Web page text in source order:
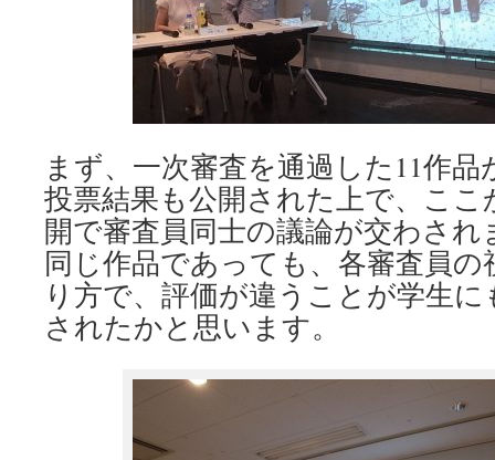
まず、一次審査を通過した11作
投票結果も公開された上で、ここ
開で審査員同士の議論が交わされ
同じ作品であっても、各審査員
り方で、評価が違うことが学生
されたかと思います。